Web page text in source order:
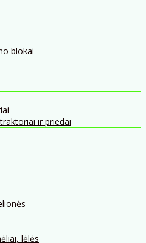
blokai
ir priedai
lėlės